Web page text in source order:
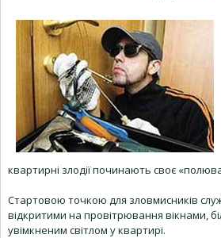
квартирні злодії починають своє
Стартовою точкою для зловмисників
відкритими на провітрювання вікнами,
увімкненим світлом у квартирі.